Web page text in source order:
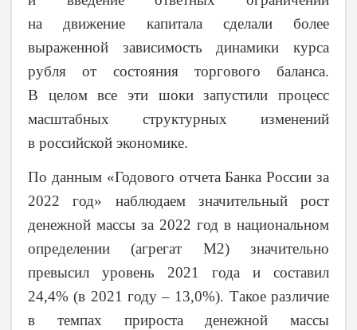
на движение капитала сделали более
выраженной зависимость динамики курса
рубля от состояния торгового баланса.
В целом все эти шоки запустили процесс
масштабных структурных изменений
в российской экономике.
По данным «Годового отчета Банка России за
2022 год» наблюдаем значительный рост
денежной массы за 2022 год в национальном
определении (агрегат М2) значительно
превысил уровень 2021 года и составил
24,4% (в 2021 году – 13,0%). Такое различие
в темпах прироста денежной массы